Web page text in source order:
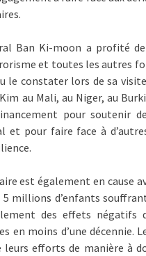
Ban Ki-moon a profité
et toutes les autres
le constater lors de sa
au Mali, au Niger, au
pour soutenir
et pour faire face à
est également en cause
millions d’enfants
des effets négatifs
en moins d’une
leurs efforts de manière à